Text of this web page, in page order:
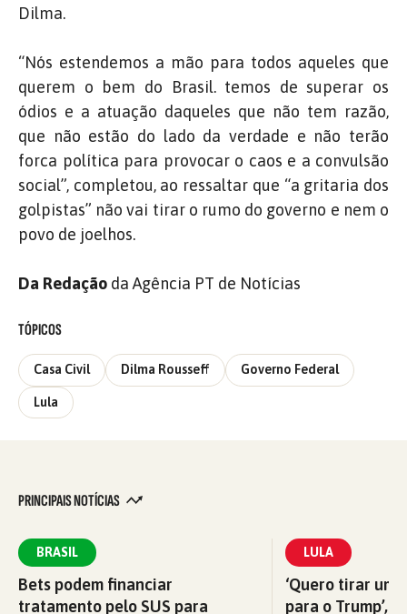
Dilma.
“Nós estendemos a mão para todos aqueles que
querem o bem do Brasil. temos de superar os
ódios e a atuação daqueles que não tem razão,
que não estão do lado da verdade e não terão
forca política para provocar o caos e a convulsão
social”, completou, ao ressaltar que “a gritaria dos
golpistas” não vai tirar o rumo do governo e nem o
povo de joelhos.
Da Redação da Agência PT de Notícias
TÓPICOS
Casa Civil Dilma Rousseff Governo Federal
Lula
PRINCIPAIS NOTÍCIAS
BRASIL
Bets podem financiar
tratamento pelo SUS para
LULA
‘Quero tirar
para o Trump’,